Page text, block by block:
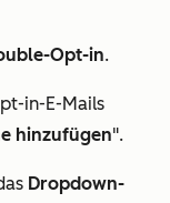
Opt-in.
in-E-Mails
hinzufügen".
Dropdown-